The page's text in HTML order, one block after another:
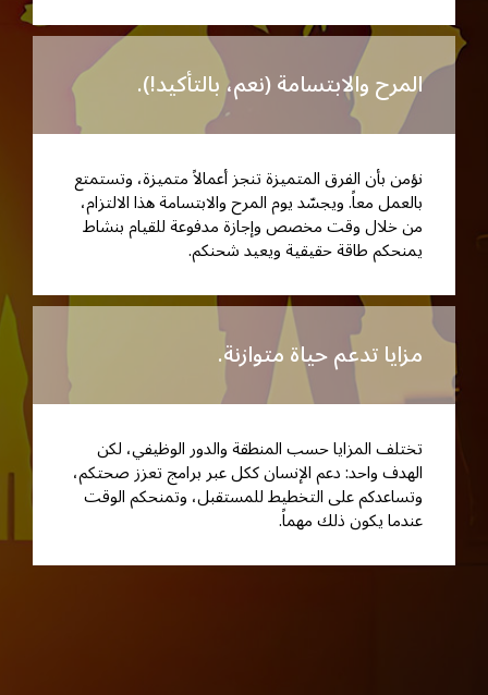
المرح والابتسامة (نعم، بالتأكيد!).
نؤمن بأن الفرق المتميزة تنجز أعمالاً متميزة، وتستمتع
بالعمل معاً. ويجسّد يوم المرح والابتسامة هذا الالتزام،
من خلال وقت مخصص وإجازة مدفوعة للقيام بنشاط
يمنحكم طاقة حقيقية ويعيد شحنكم.
مزايا تدعم حياة متوازنة.
تختلف المزايا حسب المنطقة والدور الوظيفي، لكن
الهدف واحد: دعم الإنسان ككل عبر برامج تعزز صحتكم،
وتساعدكم على التخطيط للمستقبل، وتمنحكم الوقت
عندما يكون ذلك مهماً.